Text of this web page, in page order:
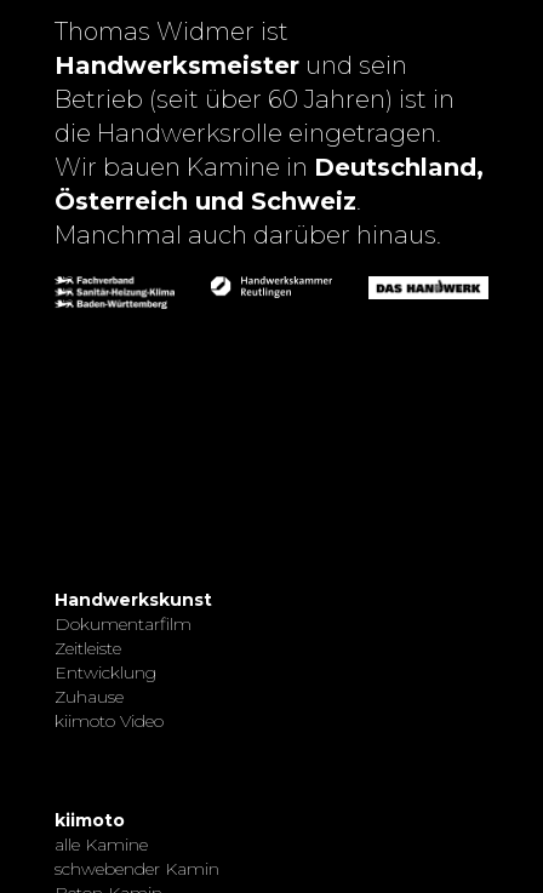
Thomas Widmer ist
Handwerksmeister und sein
Betrieb (seit über 60 Jahren) ist in
die Handwerksrolle eingetragen.
Wir bauen Kamine in Deutschland,
Österreich und Schweiz
Manchmal auch darüber hinaus.
Handwerkskunst
Dokumentarfilm
Zeitleiste
Entwicklung
Zuhause
kiimoto Video
kiimoto
alle Kamine
schwebender Kamin